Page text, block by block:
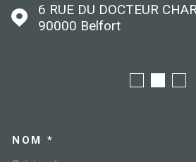
6 RUE DU DOCTEUR
90000
Belfort
NOM *